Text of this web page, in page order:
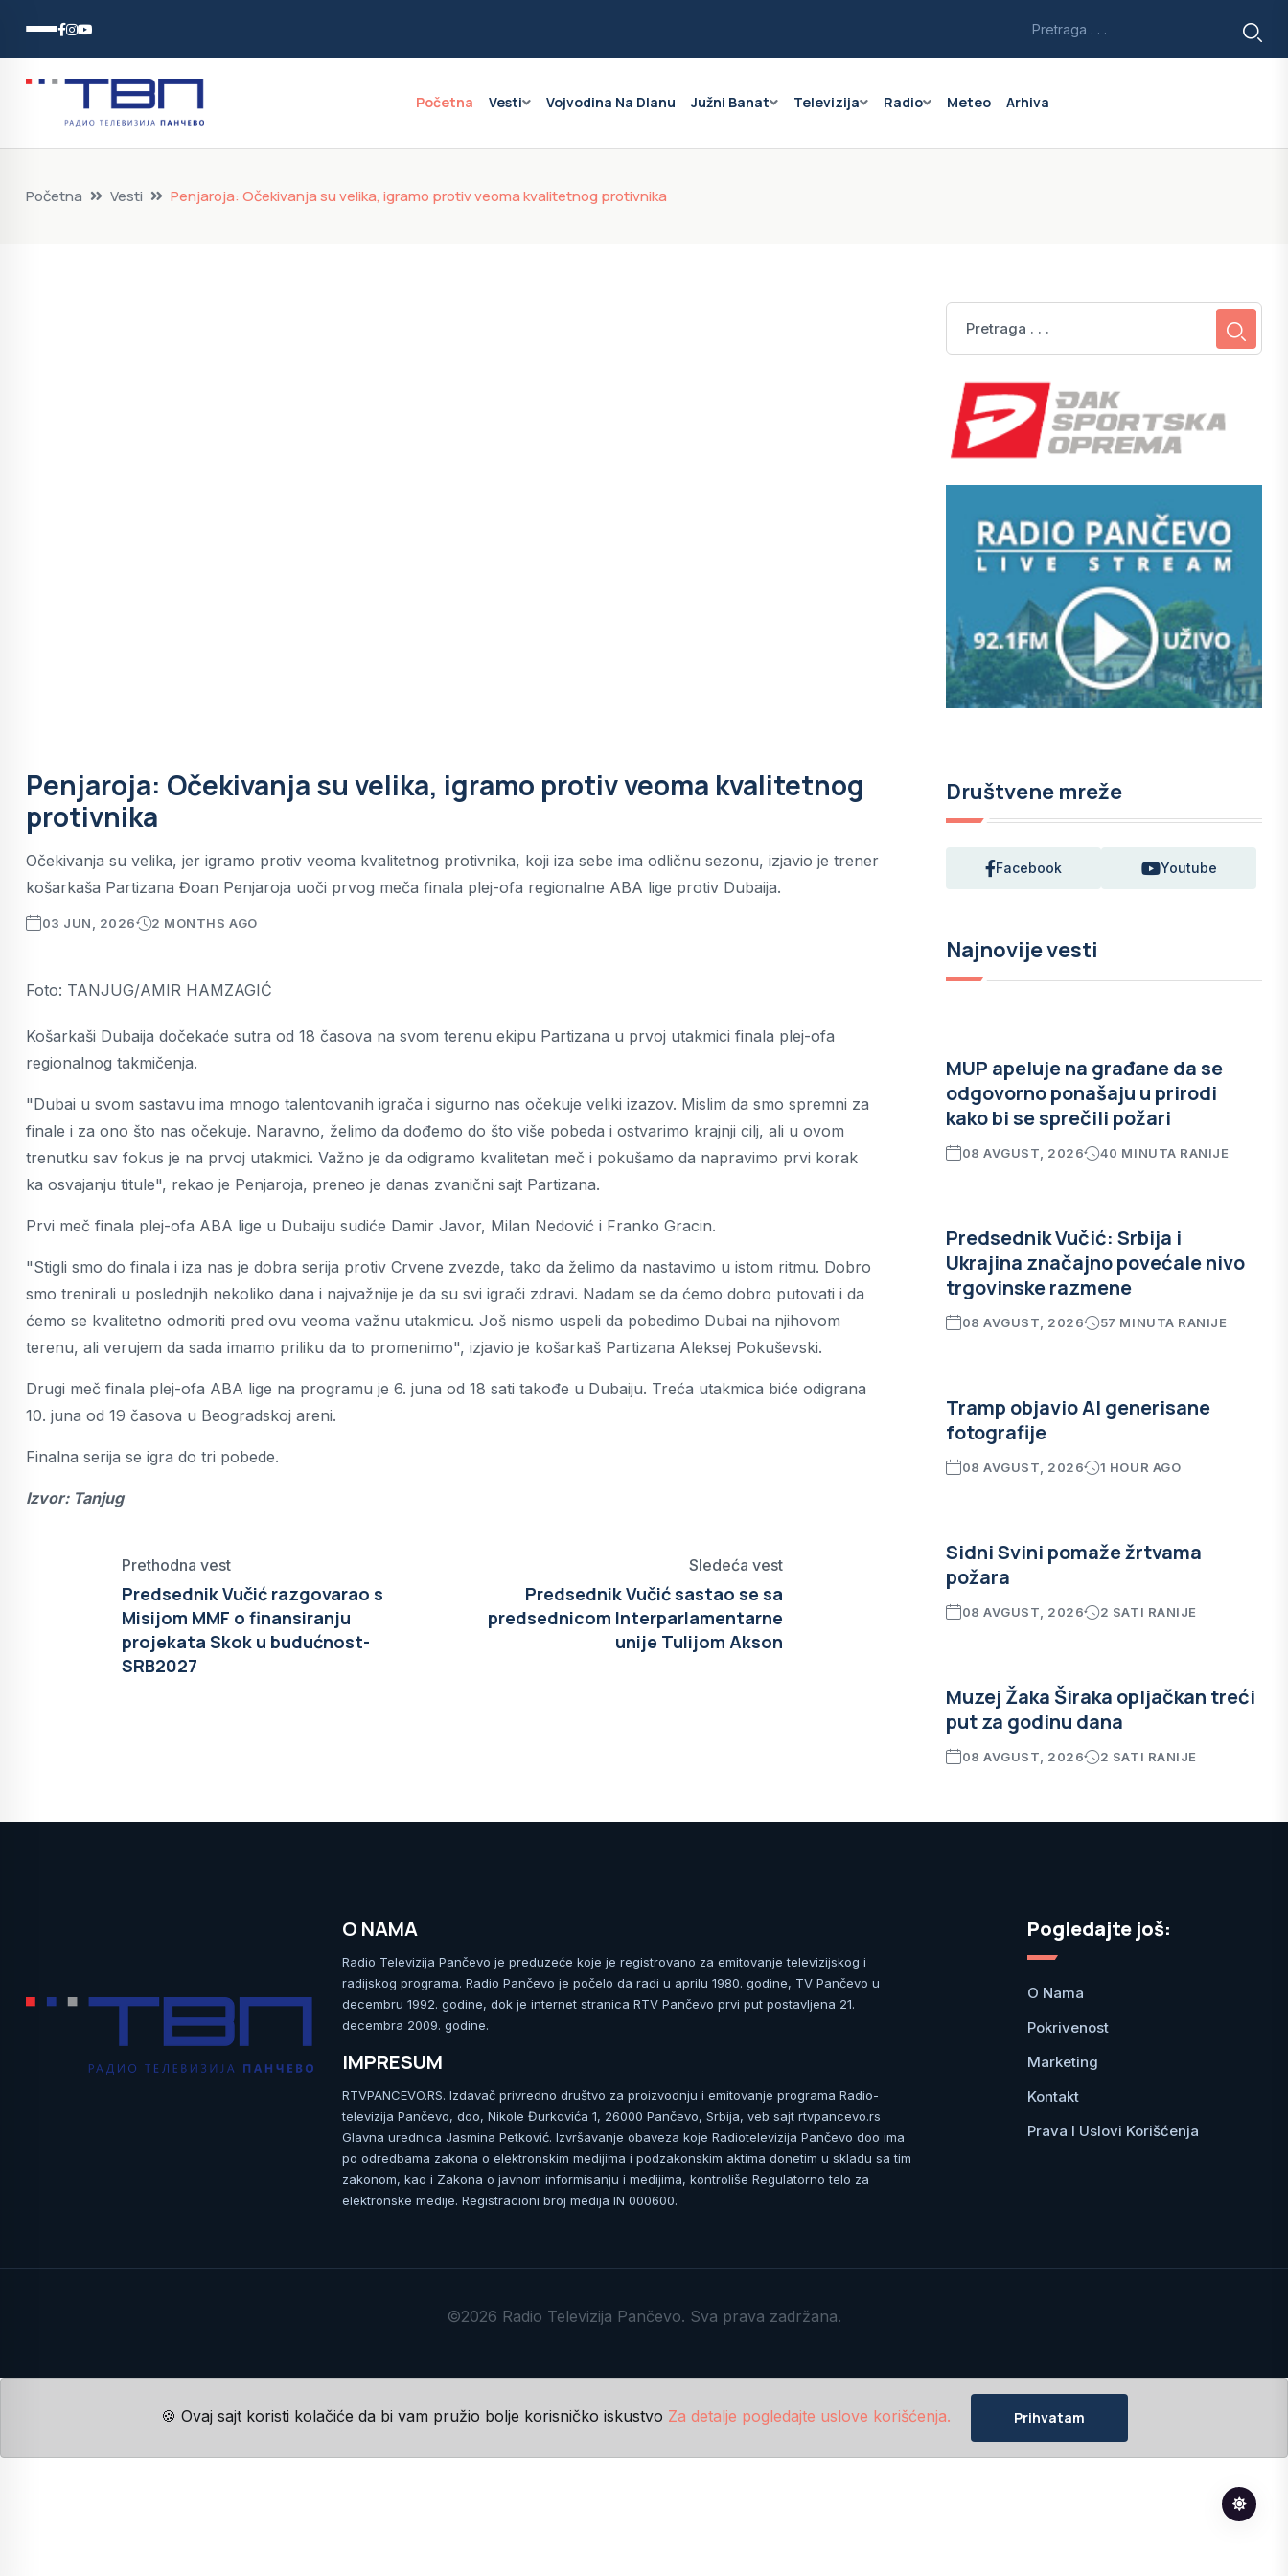
Početna Vesti Vojvodina Na Dlanu Južni Banat Televizija Radio Meteo Arhiva
Početna Vesti Penjaroja: Očekivanja su velika, igramo protiv veoma kvalitetnog protivnika
Penjaroja: Očekivanja su velika, igramo protiv veoma kvalitetnog
protivnika
Očekivanja su velika, jer igramo protiv veoma kvalitetnog protivnika, koji iza sebe ima odličnu sezonu, izjavio je trener
košarkaša Partizana Đoan Penjaroja uoči prvog meča finala plej-ofa regionalne ABA lige protiv Dubaija.
03 JUN, 2026 2 MONTHS AGO
Foto: TANJUG/AMIR HAMZAGIĆ
Košarkaši Dubaija dočekaće sutra od 18 časova na svom terenu ekipu Partizana u prvoj utakmici finala plej-ofa
regionalnog takmičenja.
"Dubai u svom sastavu ima mnogo talentovanih igrača i sigurno nas očekuje veliki izazov. Mislim da smo spremni za
finale i za ono što nas očekuje. Naravno, želimo da dođemo do što više pobeda i ostvarimo krajnji cilj, ali u ovom
trenutku sav fokus je na prvoj utakmici. Važno je da odigramo kvalitetan meč i pokušamo da napravimo prvi korak
ka osvajanju titule", rekao je Penjaroja, preneo je danas zvanični sajt Partizana.
Prvi meč finala plej-ofa ABA lige u Dubaiju sudiće Damir Javor, Milan Nedović i Franko Gracin.
"Stigli smo do finala i iza nas je dobra serija protiv Crvene zvezde, tako da želimo da nastavimo u istom ritmu. Dobro
smo trenirali u poslednjih nekoliko dana i najvažnije je da su svi igrači zdravi. Nadam se da ćemo dobro putovati i da
ćemo se kvalitetno odmoriti pred ovu veoma važnu utakmicu. Još nismo uspeli da pobedimo Dubai na njihovom
terenu, ali verujem da sada imamo priliku da to promenimo", izjavio je košarkaš Partizana Aleksej Pokuševski.
Drugi meč finala plej-ofa ABA lige na programu je 6. juna od 18 sati takođe u Dubaiju. Treća utakmica biće odigrana
10. juna od 19 časova u Beogradskoj areni.
Finalna serija se igra do tri pobede.
Izvor: Tanjug
Prethodna vest
Predsednik Vučić razgovarao s
Misijom MMF o finansiranju
projekata Skok u budućnost-
SRB2027
Sledeća vest
Predsednik Vučić sastao se sa
predsednicom Interparlamentarne
unije Tulijom Akson
Društvene mreže
Facebook Youtube
Najnovije vesti
MUP apeluje na građane da se
odgovorno ponašaju u prirodi
kako bi se sprečili požari
08 AVGUST, 2026 40 MINUTA RANIJE
Predsednik Vučić: Srbija i
Ukrajina značajno povećale nivo
trgovinske razmene
08 AVGUST, 2026 57 MINUTA RANIJE
Tramp objavio AI generisane
fotografije
08 AVGUST, 2026 1 HOUR AGO
Sidni Svini pomaže žrtvama
požara
08 AVGUST, 2026 2 SATI RANIJE
Muzej Žaka Širaka opljačkan treći
put za godinu dana
08 AVGUST, 2026 2 SATI RANIJE
O NAMA
Radio Televizija Pančevo je preduzeće koje je registrovano za emitovanje televizijskog i
radijskog programa. Radio Pančevo je počelo da radi u aprilu 1980. godine, TV Pančevo u
decembru 1992. godine, dok je internet stranica RTV Pančevo prvi put postavljena 21.
decembra 2009. godine.
IMPRESUM
RTVPANCEVO.RS. Izdavač privredno društvo za proizvodnju i emitovanje programa Radio-
televizija Pančevo, doo, Nikole Đurkovića 1, 26000 Pančevo, Srbija, veb sajt rtvpancevo.rs
Glavna urednica Jasmina Petković. Izvršavanje obaveza koje Radiotelevizija Pančevo doo ima
po odredbama zakona o elektronskim medijima i podzakonskim aktima donetim u skladu sa tim
zakonom, kao i Zakona o javnom informisanju i medijima, kontroliše Regulatorno telo za
elektronske medije. Registracioni broj medija IN 000600.
Pogledajte još:
O Nama
Pokrivenost
Marketing
Kontakt
Prava I Uslovi Korišćenja
©2026 Radio Televizija Pančevo. Sva prava zadržana.
🍪 Ovaj sajt koristi kolačiće da bi vam pružio bolje korisničko iskustvo Za detalje pogledajte uslove korišćenja. Prihvatam